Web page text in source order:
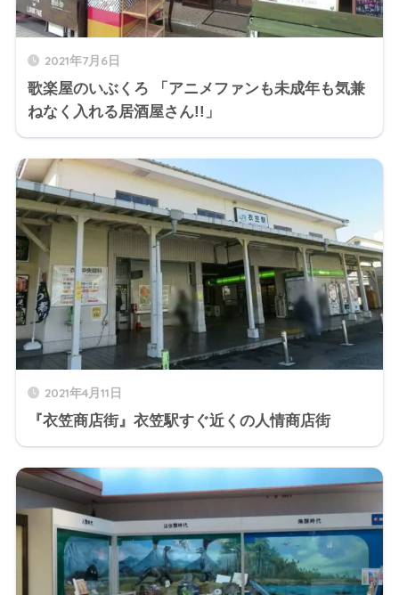
2021年7月6日
歌楽屋のいぶくろ 「アニメファンも未成年も気兼
ねなく入れる居酒屋さん!!」
2021年4月11日
『衣笠商店街』衣笠駅すぐ近くの人情商店街